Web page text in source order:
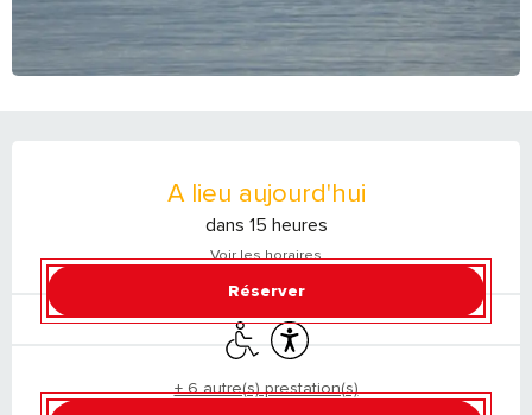
A lieu aujourd'hui
dans 15 heures
Voir les horaires
Réserver
Accès handicapés
Accessibilité
+ 6 autre(s) prestation(s)